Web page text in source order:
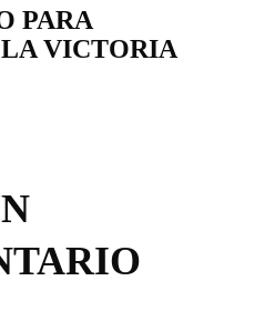
PARA
VICTORIA